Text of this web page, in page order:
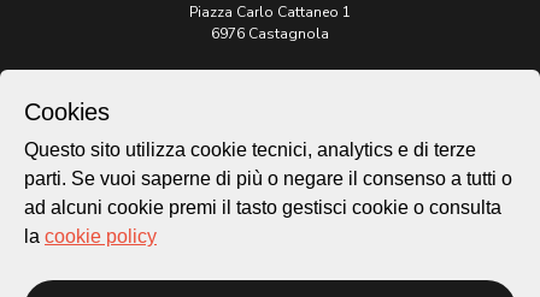
Piazza Carlo Cattaneo 1
6976 Castagnola
patrimonio@lugano.ch
t. +41 58 866 68 50
Sito istituzionale:
Cookies
Questo sito utilizza cookie tecnici, analytics e di terze
parti. Se vuoi saperne di più o negare il consenso a tutti o
ad alcuni cookie premi il tasto gestisci cookie o consulta
la cookie policy